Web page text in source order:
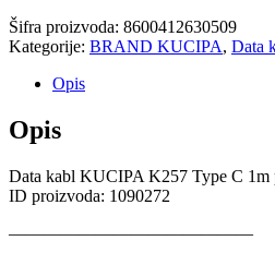
Šifra proizvoda: 8600412630509
Kategorije: BRAND KUCIPA, Data
Opis
Opis
Data kabl KUCIPA K257 Type C 1m
ID proizvoda: 1090272
——————————————